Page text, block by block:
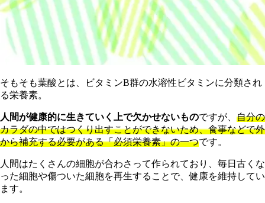
そもそも葉酸とは、ビタミンB群の水溶性ビタミンに分類され
る栄養素。
人間が健康的に生きていく上で欠かせないものですが、 自分の
カラダの中ではつくり出すことができないため、食事などで外
から補充する必要がある「必須栄養素」の一つです。
人間はたくさんの細胞が合わさって作られており、毎日古くな
った細胞や傷ついた細胞を再生することで、健康を維持してい
ます。